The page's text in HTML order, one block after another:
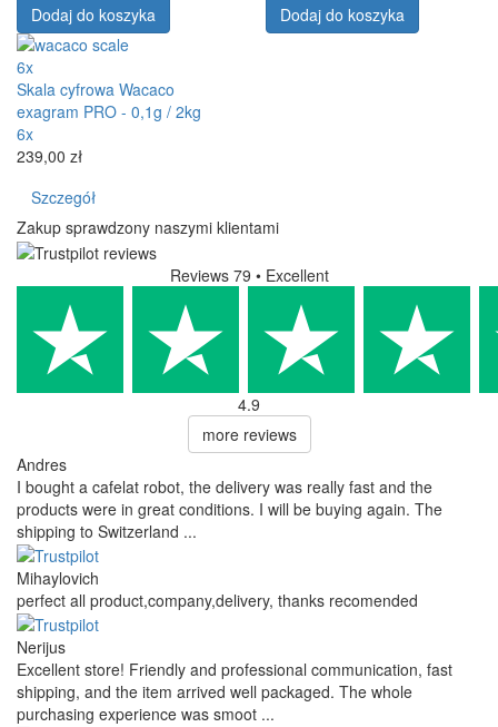
Dodaj do koszyka Dodaj do koszyka
6x
Skala cyfrowa Wacaco
exagram PRO - 0,1g / 2kg
6x
239,00 zł
Szczegół
Zakup sprawdzony naszymi klientami
Reviews 79 • Excellent
4.9
more reviews
Andres
I bought a cafelat robot, the delivery was really fast and the
products were in great conditions. I will be buying again. The
shipping to Switzerland ...
Mihaylovich
perfect all product,company,delivery, thanks recomended
Nerijus
Excellent store! Friendly and professional communication, fast
shipping, and the item arrived well packaged. The whole
purchasing experience was smoot ...